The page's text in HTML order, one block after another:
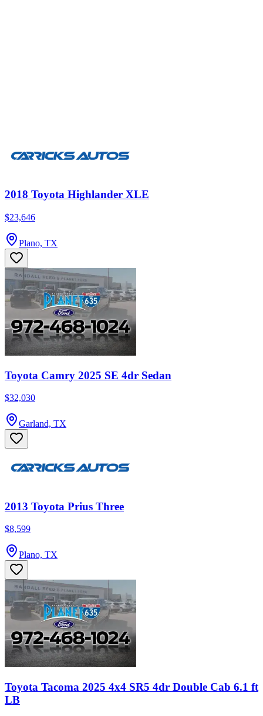
2018 Toyota Highlander XLE
$23,646
Plano, TX
Toyota Camry 2025 SE 4dr Sedan
$32,030
Garland, TX
2013 Toyota Prius Three
$8,599
Plano, TX
Toyota Tacoma 2025 4x4 SR5 4dr Double Cab 6.1 ft
LB